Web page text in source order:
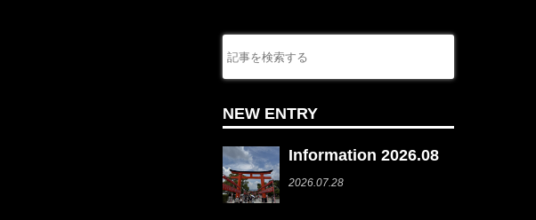
NEW ENTRY
Information 2026.08
2026.07.28